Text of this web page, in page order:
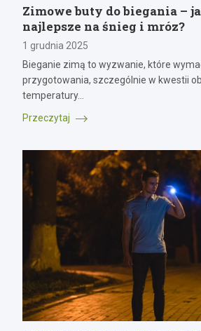
Zimowe buty do biegania –
najlepsze na śnieg i mróz?
1 grudnia 2025
Bieganie zimą to wyzwanie, które
przygotowania, szczególnie w kwestii
temperatury…
Przeczytaj